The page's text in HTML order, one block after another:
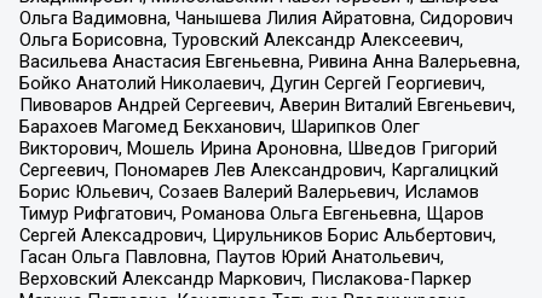
Ольга Вадимовна, Чанышева Лилия Айратовна, Сидорович
Ольга Борисовна, Туровский Александр Алексеевич,
Васильева Анастасия Евгеньевна, Ривина Анна Валерьевна,
Бойко Анатолий Николаевич, Дугин Сергей Георгиевич,
Пивоваров Андрей Сергеевич, Аверин Виталий Евгеньевич,
Барахоев Магомед Бекханович, Шарипков Олег
Викторович, Мошель Ирина Ароновна, Шведов Григорий
Сергеевич, Пономарев Лев Александрович, Каргалицкий
Борис Юльевич, Созаев Валерий Валерьевич, Исламов
Тимур Рифгатович, Романова Ольга Евгеньевна, Щаров
Сергей Алексадрович, Цирульников Борис Альбертович,
Гасан Ольга Павловна, Паутов Юрий Анатольевич,
Верховский Александр Маркович, Пислакова-Паркер